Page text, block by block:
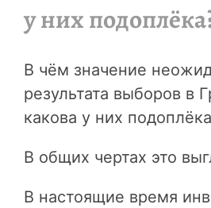
у них
В чём значение
результата выборов в
какова у них
В общих чертах это
В настоящие время